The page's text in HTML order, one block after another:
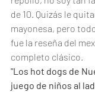
de 10. Quizás le
mayonesa, pero
fue la reseña del
completo clásico.
"Los hot dogs de
juego de niños al